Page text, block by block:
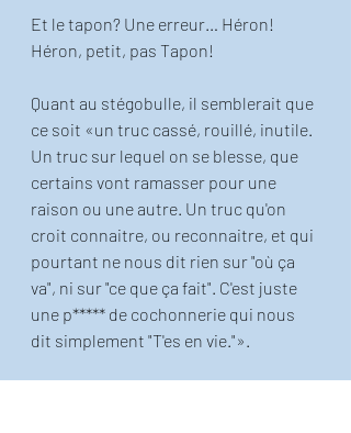
Et le tapon? Une erreur… Héron!
Héron, petit, pas Tapon!
Quant au stégobulle, il semblerait que
ce soit «un truc cassé, rouillé, inutile.
Un truc sur lequel on se blesse, que
certains vont ramasser pour une
raison ou une autre. Un truc qu'on
croit connaitre, ou reconnaitre, et qui
pourtant ne nous dit rien sur "où ça
va", ni sur "ce que ça fait". C'est juste
une p***** de cochonnerie qui nous
dit simplement "T'es en vie."».